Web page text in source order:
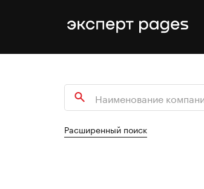
Расширенный поиск